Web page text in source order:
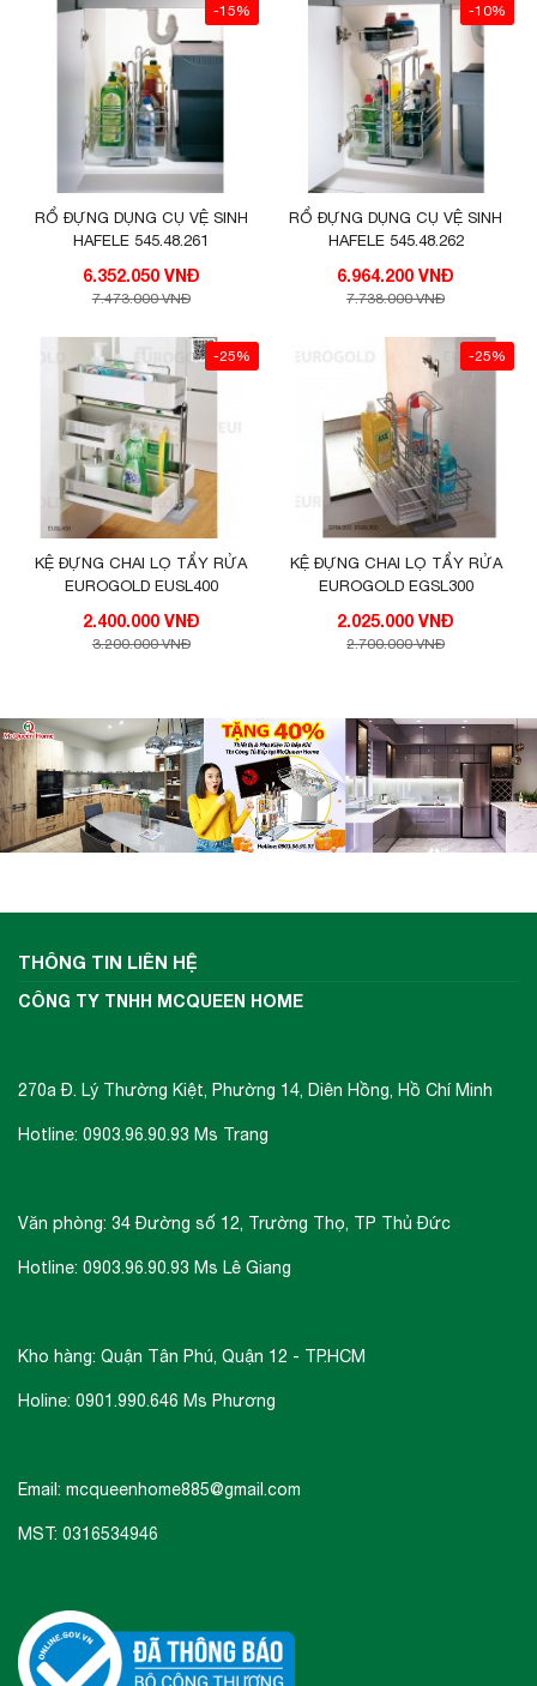
-15%
RỔ ĐỰNG DỤNG CỤ VỆ SINH
HAFELE 545.48.261
6.352.050 VNĐ
7.473.000 VNĐ
-10%
RỔ ĐỰNG DỤNG CỤ VỆ SINH
HAFELE 545.48.262
6.964.200 VNĐ
7.738.000 VNĐ
-25%
KỆ ĐỰNG CHAI LỌ TẨY RỬA
EUROGOLD EUSL400
2.400.000 VNĐ
3.200.000 VNĐ
-25%
KỆ ĐỰNG CHAI LỌ TẨY RỬA
EUROGOLD EGSL300
2.025.000 VNĐ
2.700.000 VNĐ
THÔNG TIN LIÊN HỆ
CÔNG TY TNHH MCQUEEN HOME
270a Đ. Lý Thường Kiệt, Phường 14, Diên Hồng, Hồ Chí Minh
Hotline: 0903.96.90.93 Ms Trang
Văn phòng: 34 Đường số 12, Trường Thọ, TP Thủ Đức
Hotline: 0903.96.90.93 Ms Lê Giang
Kho hàng: Quận Tân Phú, Quận 12 - TP.HCM
Holine: 0901.990.646 Ms Phương
Email: mcqueenhome885@gmail.com
MST: 0316534946